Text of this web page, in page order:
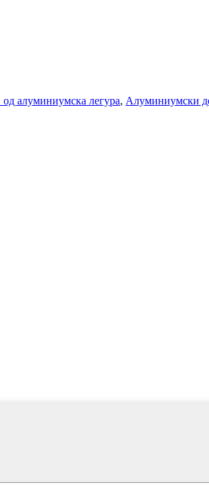
алуминиумска легура, Алуминиумски